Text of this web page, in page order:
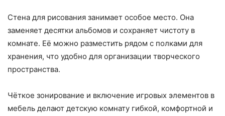
Стена для рисования занимает особое место. Она
заменяет десятки альбомов и сохраняет чистоту в
комнате. Её можно разместить рядом с полками для
хранения, что удобно для организации творческого
пространства.
Чёткое зонирование и включение игровых элементов в
мебель делают детскую комнату гибкой, комфортной и